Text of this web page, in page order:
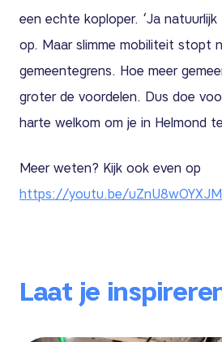
een echte koploper. ‘Ja
op. Maar slimme mobiliteit stopt
gemeentegrens. Hoe meer
groter de voordelen. Dus doe
harte welkom om je in Helmond
Meer weten? Kijk ook even op
https://youtu.be/uZnU8wOYXJM
Laat je